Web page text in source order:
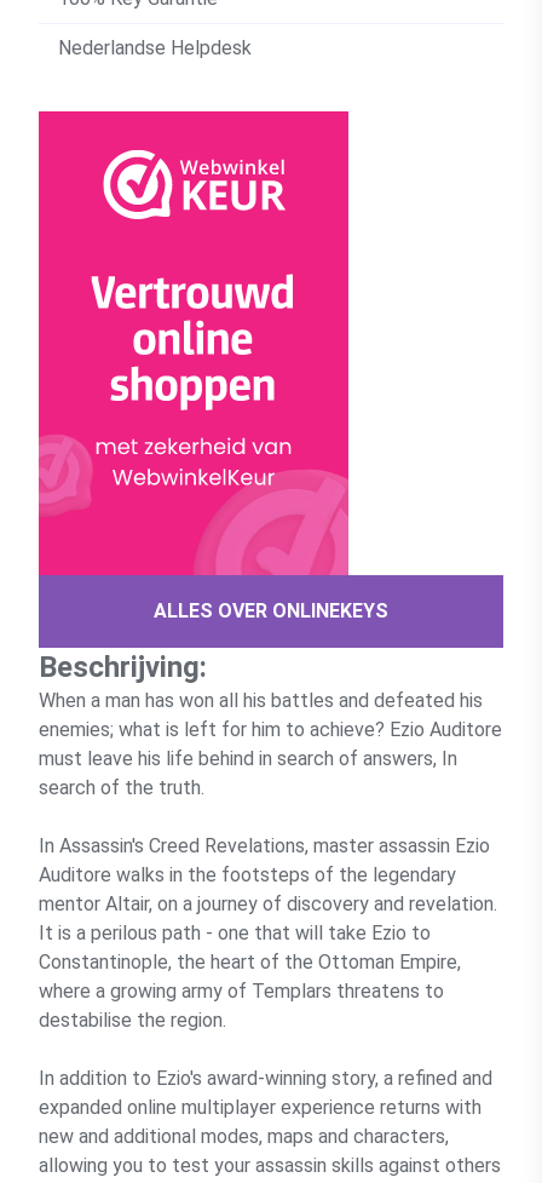
Nederlandse Helpdesk
ALLES OVER ONLINEKEYS
Beschrijving:
When a man has won all his battles and defeated his
enemies; what is left for him to achieve? Ezio Auditore
must leave his life behind in search of answers, In
search of the truth.
In Assassin's Creed Revelations, master assassin Ezio
Auditore walks in the footsteps of the legendary
mentor Altair, on a journey of discovery and revelation.
It is a perilous path - one that will take Ezio to
Constantinople, the heart of the Ottoman Empire,
where a growing army of Templars threatens to
destabilise the region.
In addition to Ezio's award-winning story, a refined and
expanded online multiplayer experience returns with
new and additional modes, maps and characters,
allowing you to test your assassin skills against others